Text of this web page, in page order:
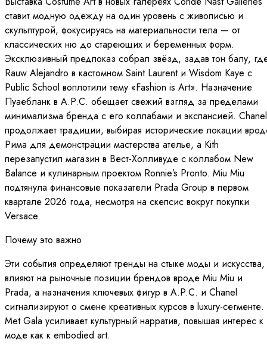
ставит модную одежду на один уровень с живописью и
скульптурой, фокусируясь на материальности тела — от
классических ню до стареющих и беременных форм.
Эксклюзивный предпоказ собрал звёзд, задав тон балу,
Rauw Alejandro в кастомном Saint Laurent и Wisdom Kaye с
Public School воплотили тему «Fashion is Art». Назначение
Пуаебланк в A.P.C. обещает свежий взгляд за пределами
минимализма бренда с его коллабами и экспансией. Chanel
продолжает традиции, выбирая исторические локации
Рима для демонстрации мастерства ателье, а Kith
перезапустил магазин в Вест-Холливуде с коллабом New
Balance и кулинарным проектом Ronnie’s Pronto. Miu Miu
подтянула финансовые показатели Prada Group в первом
квартале 2026 года, несмотря на скепсис вокруг покупки
Versace.
Почему это важно
Эти события определяют тренды на стыке моды и искусства,
влияют на рыночные позиции брендов вроде Miu Miu и
Prada, а назначения ключевых фигур в A.P.C. и Chanel
сигнализируют о смене креативных курсов в luxury-сегменте.
Met Gala усиливает культурный нарратив, повышая интерес к
моде как к embodied art.